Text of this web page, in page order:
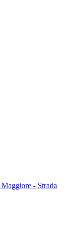
- Strada